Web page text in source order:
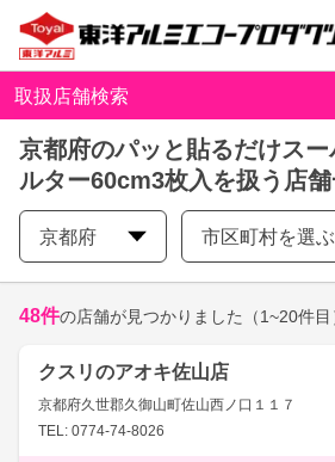
取扱店舗検索
京都府のパッと貼るだけスー
ルター60cm3枚入を扱う店
京都府 市区町村を選ぶ
48件の店舗が見つかりました （1~20件目
クスリのアオキ佐山店
京都府久世郡久御山町佐山西ノ口１１７
TEL: 0774-74-8026